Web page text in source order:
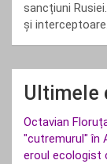
sancțiuni
și interceptoare.
Ultimele
Octavian
"cutremurul" în
eroul ecologist